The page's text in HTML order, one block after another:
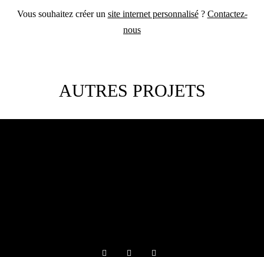
Vous souhaitez créer un site internet personnalisé? Contactez-
nous
AUTRES PROJETS